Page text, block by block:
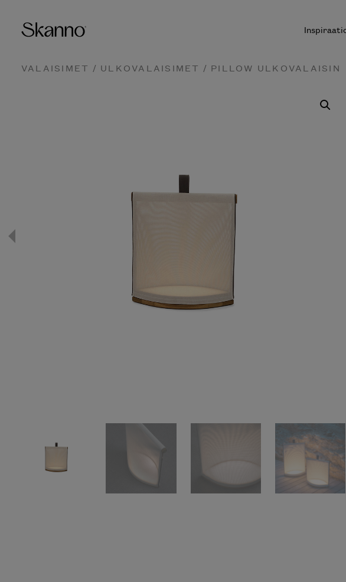
VALAISIMET / ULKOVALAISIMET / PILLOW ULKOVALAISIN